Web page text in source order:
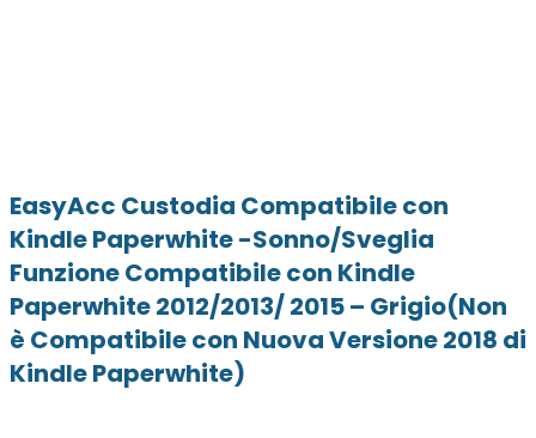
EasyAcc Custodia Compatibile con
Kindle Paperwhite -Sonno/Sveglia
Funzione Compatibile con Kindle
Paperwhite 2012/2013/ 2015 – Grigio(Non
è Compatibile con Nuova Versione 2018 di
Kindle Paperwhite)